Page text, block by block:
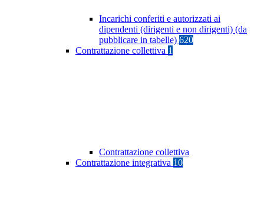
Incarichi conferiti e autorizzati ai
dipendenti (dirigenti e non dirigenti) (da
pubblicare in tabelle) 620
Contrattazione collettiva 1
Contrattazione collettiva
Contrattazione integrativa 10